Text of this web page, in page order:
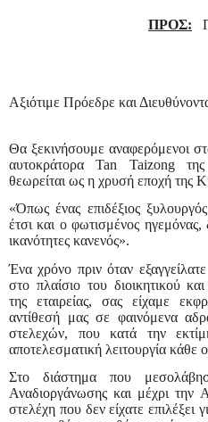
ΠΡΟΣ:
Αξιότιμε Πρόεδρε και
Θα ξεκινήσουμε αναφερόμενοι
αυτοκράτοραTan Taizongτης
θεωρείται ως η χρυσή εποχή της
«Όπως ένας επιδέξιος
έτσι και ο φωτισμένος ηγεμόνας,
ικανότητες κανενός».
Ένα χρόνο πριν όταν
στο πλαίσιο του διοικητικού
της εταιρείας, σας είχαμε
αντίθεσή μας σε φαινόμενα
στελεχών, που κατά την
αποτελεσματική λειτουργία κάθε
Στο διάστημα που
Αναδιοργάνωσης και μέχρι
στελέχη που δεν είχατε επιλέξει